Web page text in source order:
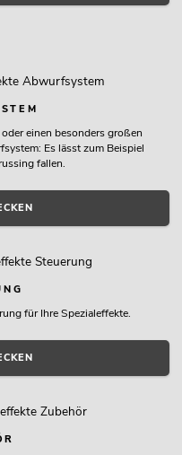
einen besonders großen
Es lässt zum Beispiel
fallen.
für Ihre Spezialeffekte.